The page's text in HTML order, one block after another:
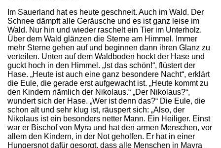
Im Sauerland hat es heute geschneit. Auch im Wald. Der
Schnee dämpft alle Geräusche und es ist ganz leise im
Wald. Nur hin und wieder raschelt ein Tier im Unterholz.
Über dem Wald glänzen die Sterne am Himmel. Immer
mehr Sterne gehen auf und beginnen dann ihren Glanz zu
verteilen. Unten auf dem Waldboden hockt der Hase und
guckt hoch in den Himmel. „Ist das schön!“, flüstert der
Hase. „Heute ist auch eine ganz besondere Nacht“, erklärt
die Eule, die gerade erst aufgewacht ist. „Heute kommt zu
den Kindern nämlich der Nikolaus.“ „Der Nikolaus?“,
wundert sich der Hase. „Wer ist denn das?“ Die Eule, die
schon alt und sehr klug ist, räuspert sich: „Also, der
Nikolaus ist ein besonders netter Mann. Ein Heiliger. Einst
war er Bischof von Myra und hat den armen Menschen, vor
allem den Kindern, in der Not geholfen. Er hat in einer
Hungersnot dafür gesorgt, dass alle Menschen in Mayra